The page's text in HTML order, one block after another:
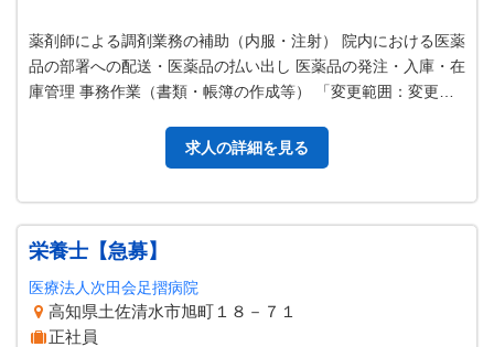
薬剤師による調剤業務の補助（内服・注射） 院内における医薬
品の部署への配送・医薬品の払い出し 医薬品の発注・入庫・在
庫管理 事務作業（書類・帳簿の作成等） 「変更範囲：変更な
求人の詳細を見る
栄養士【急募】
医療法人次田会足摺病院
高知県土佐清水市旭町１８－７１
正社員